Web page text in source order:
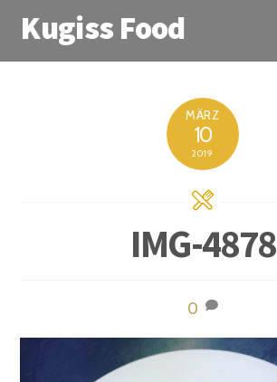
Kugiss Food
MÄRZ
10
2019
IMG-4878
0